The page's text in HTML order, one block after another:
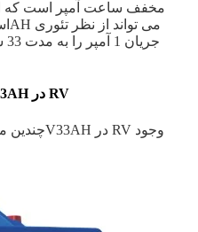
مزایای استفاده از باتری ژل 12V33AH در RV